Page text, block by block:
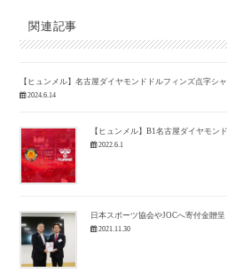
bo
関連記事
【ヒュンメル】名古屋ダイヤモンドドルフィンズ点字シ
2024.6.14
【ヒュンメル】B1名古屋ダイヤモン
2022.6.1
日本スポーツ協会やJOCへ寄付金贈呈
2021.11.30